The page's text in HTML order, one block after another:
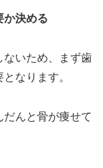
か決める
ないため、まず歯
なります。
んと骨が痩せて